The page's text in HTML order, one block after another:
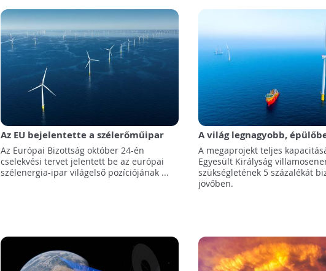
Az EU bejelentette a szélerőműipar
támogatására irányuló tervét
Az Európai Bizottság október 24-én
cselekvési tervet jelentett be az európai
szélenergia-ipar világelső pozíciójának ...
A világ legnagyobb,
tengeri szélerőműfarmja
termel áramot
A megaprojekt teljes
Egyesült Királyság
szükségletének 5 százalékát
jövőben.